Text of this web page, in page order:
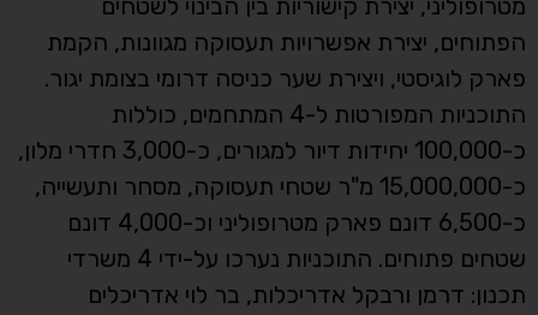
מטרופוליני, יצירת קישוריות בין הבינוי לשטחים
הפתוחים, יצירת אפשרויות תעסוקה מגוונות, הקמת
פארק לוגיסטי, ויצירת שער כניסה דרומי בצומת יגור.
התוכניות המפורטות ל-4 המתחמים, כוללות
כ-100,000 יחידות דיור למגורים, כ-3,000 חדרי מלון,
כ-15,000,000 מ"ר שטחי תעסוקה, מסחר ותעשייה,
כ-6,500 דונם פארק מטרופוליני וכ-4,000 דונם
שטחים פתוחים. התוכניות נערכו על-ידי 4 משרדי
תכנון: דרמן ורבקל אדריכלות, בר לוי אדריכלים